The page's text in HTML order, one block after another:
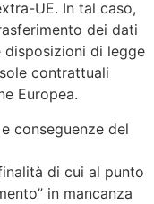
UE. In tal caso,
dei dati
di legge
contrattuali
Europea.
conseguenze del
di cui al punto
in mancanza